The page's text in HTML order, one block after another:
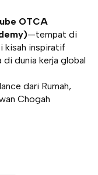
OTCA
—tempat di
kisah inspiratif
dunia kerja global
dari Rumah,
Chogah